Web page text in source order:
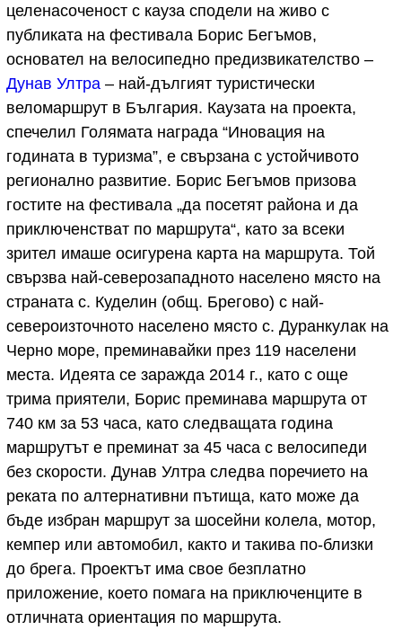
целенасоченост с кауза сподели на живо с
публиката на фестивала Борис Бегъмов,
основател на велосипедно предизвикателство –
Дунав Ултра – най-дългият туристически
веломаршрут в България. Каузата на проекта,
спечелил Голямата награда “Иновация на
годината в туризма”, е свързана с устойчивото
регионално развитие. Борис Бегъмов призова
гостите на фестивала „да посетят района и да
приключенстват по маршрута“, като за всеки
зрител имаше осигурена карта на маршрута. Той
свързва най-северозападното населено място на
страната с. Куделин (общ. Брегово) с най-
североизточното населено място с. Дуранкулак на
Черно море, преминавайки през 119 населени
места. Идеята се заражда 2014 г., като с още
трима приятели, Борис преминава маршрута от
740 км за 53 часа, като следващата година
маршрутът е преминат за 45 часа с велосипеди
без скорости. Дунав Ултра следва поречието на
реката по алтернативни пътища, като може да
бъде избран маршрут за шосейни колела, мотор,
кемпер или автомобил, както и такива по-близки
до брега. Проектът има свое безплатно
приложение, което помага на приключенците в
отличната ориентация по маршрута.